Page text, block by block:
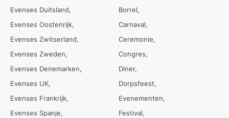
Evenses Duitsland
Evenses Oostenrijk
Evenses Zwitserland
Evenses Zweden
Evenses Denemarken
Evenses UK
Evenses Frankrijk
Evenses Spanje
Borrel
Carnaval
Ceremonie
Congres
Diner
Dorpsfeest
Evenementen
Festival